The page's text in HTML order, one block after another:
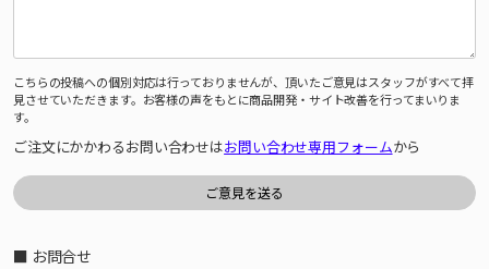
こちらの投稿への個別対応は行っておりませんが、頂いたご意見はスタッフがすべて拝
見させていただきます。お客様の声をもとに商品開発・サイト改善を行ってまいりま
す。
ご注文にかかわるお問い合わせはお問い合わせ専用フォームから
■ お問合せ